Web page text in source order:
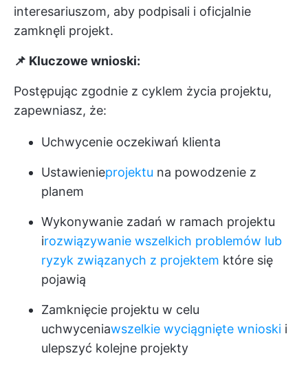
interesariuszom, aby podpisali i oficjalnie
zamknęli projekt.
📌 Kluczowe wnioski:
Postępując zgodnie z cyklem życia projektu,
zapewniasz, że:
Uchwycenie oczekiwań klienta
Ustawienieprojektu na powodzenie z
planem
Wykonywanie zadań w ramach projektu
irozwiązywanie wszelkich problemów lub
ryzyk związanych z projektem które się
pojawią
Zamknięcie projektu w celu
uchwyceniawszelkie wyciągnięte wnioski i
ulepszyć kolejne projekty